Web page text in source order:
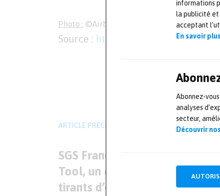
informations
la publicité et
acceptant
En savoir plus
Abonnez-
analyses
secteur,
Découvrir
Photo : ©Airbus
Source : https://www.airbus.com/
Mesures-et-tests.com
ARTICLE PRÉCÉDENT
SGS France lance le Draft
Tool, un outil de mesure des
tirants d’eau sur les navires à